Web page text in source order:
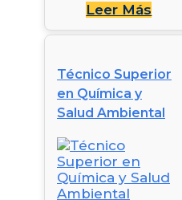
Leer Más
Técnico Superior
en Química y
Salud Ambiental